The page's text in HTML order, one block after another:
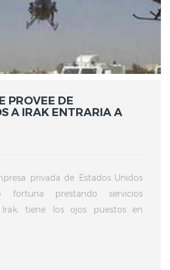
PROVEE DE
A IRAK ENTRARIA A
privada de Estados Unidos
prestando servicios
tiene los ojos puestos en